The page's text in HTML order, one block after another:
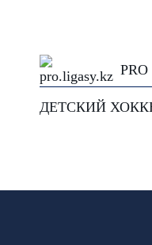
PRO
ДЕТСКИЙ